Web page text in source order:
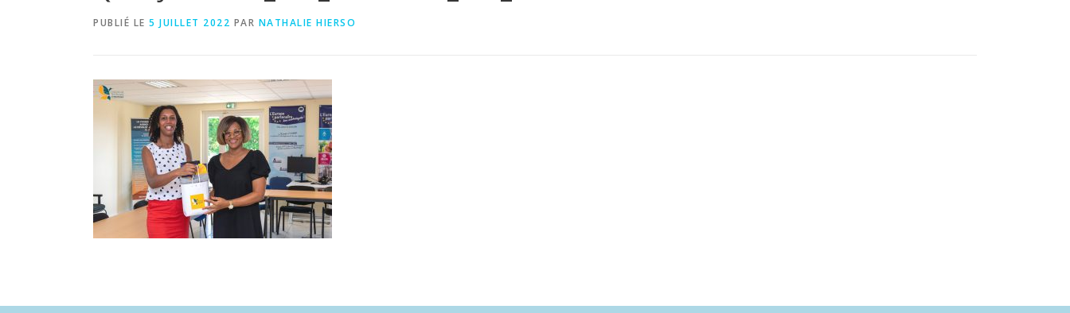
PUBLIÉ LE 5 JUILLET 2022 PAR NATHALIE HIERSO